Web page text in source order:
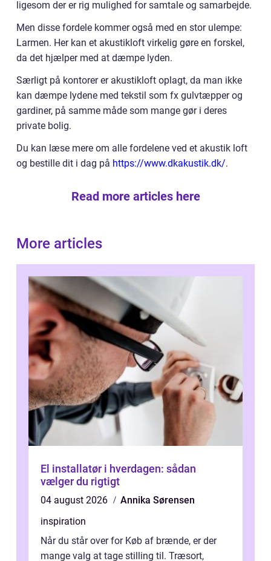
ligesom der er rig mulighed for samtale og samarbejde.
Men disse fordele kommer også med en stor ulempe:
Larmen. Her kan et akustikloft virkelig gøre en forskel,
da det hjælper med at dæmpe lyden.
Særligt på kontorer er akustikloft oplagt, da man ikke
kan dæmpe lydene med tekstil som fx gulvtæpper og
gardiner, på samme måde som mange gør i deres
private bolig.
Du kan læse mere om alle fordelene ved et akustik loft
og bestille dit i dag på https://www.dkakustik.dk/.
Read more articles here
More articles
El installatør i hverdagen: sådan
vælger du rigtigt
04 august 2026
Annika Sørensen
inspiration
Når du står over for Køb af brænde, er der
mange valg at tage stilling til. Træsort,